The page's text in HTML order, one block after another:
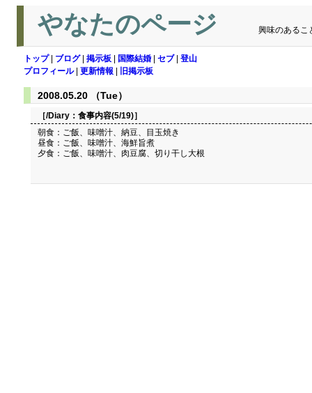
やなたのページ 興味のあるこ
トップ| ブログ| 掲示板 国際結婚 セブ| 登山
プロフィール| 更新情報 旧掲示板
2008.05.20 （Tue）
［/Diary： 食事内容(5/19)］
朝食：ご飯、味噌汁、納豆、目玉焼き
昼食：ご飯、味噌汁、海鮮旨煮
夕食：ご飯、味噌汁、肉豆腐、切り干し大根